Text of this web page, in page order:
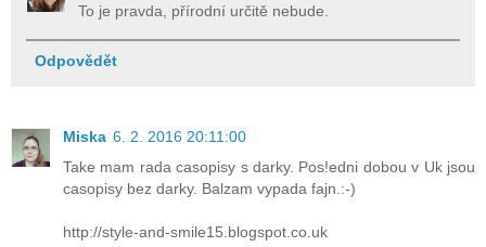
To je pravda, přírodní určitě nebude.
Odpovědět
Miska 6. 2. 2016 20:11:00
Take mam rada casopisy s darky. Pos!edni dobou v Uk jsou
casopisy bez darky. Balzam vypada fajn.:-)
http://style-and-smile15.blogspot.co.uk